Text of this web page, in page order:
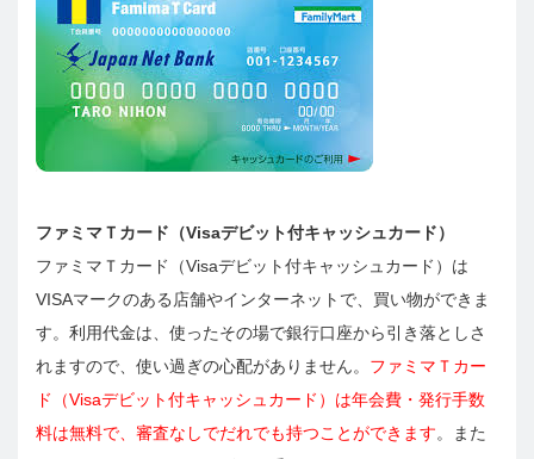
ファミマＴカード（Visaデビット付キャッシュカード）
ファミマＴカード（Visaデビット付キャッシュカード）は
VISAマークのある店舗やインターネットで、買い物ができま
す。利用代金は、使ったその場で銀行口座から引き落としさ
れますので、使い過ぎの心配がありません。 ファミマＴカー
ド（Visaデビット付キャッシュカード）は年会費・発行手数
料は無料で、審査なしでだれでも持つことができます。また